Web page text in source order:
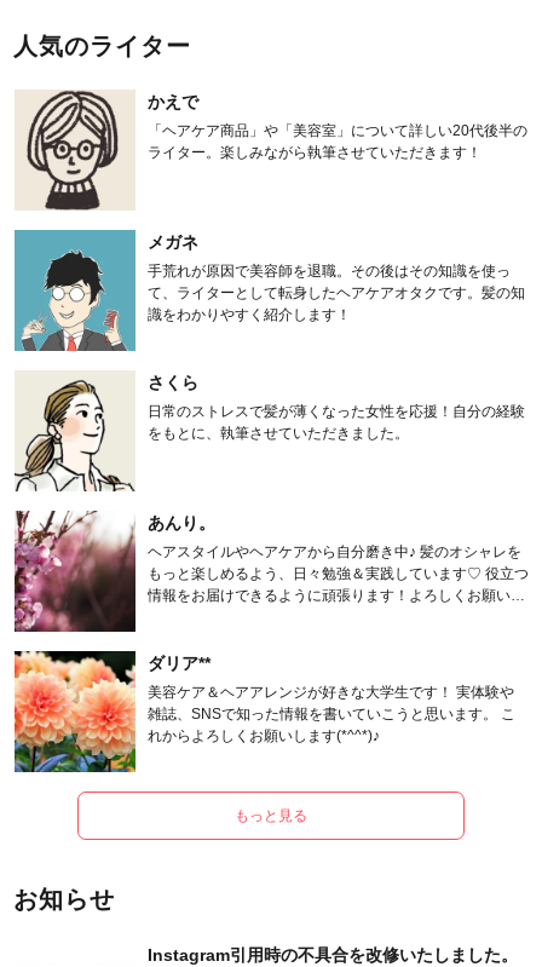
人気のライター
かえで
「ヘアケア商品」や「美容室」について詳しい20代後半の
ライター。楽しみながら執筆させていただきます！
メガネ
手荒れが原因で美容師を退職。その後はその知識を使っ
て、ライターとして転身したヘアケアオタクです。髪の知
識をわかりやすく紹介します！
さくら
日常のストレスで髪が薄くなった女性を応援！自分の経験
をもとに、執筆させていただきました。
あんり。
ヘアスタイルやヘアケアから自分磨き中♪ 髪のオシャレを
もっと楽しめるよう、日々勉強＆実践しています♡ 役立つ
情報をお届けできるように頑張ります！よろしくお願いし
ダリア**
美容ケア＆ヘアアレンジが好きな大学生です！ 実体験や
雑誌、SNSで知った情報を書いていこうと思います。 こ
れからよろしくお願いします(*^^*)♪
もっと見る
お知らせ
Instagram引用時の不具合を改修いたしました。